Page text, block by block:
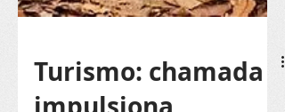
Turismo: chamada